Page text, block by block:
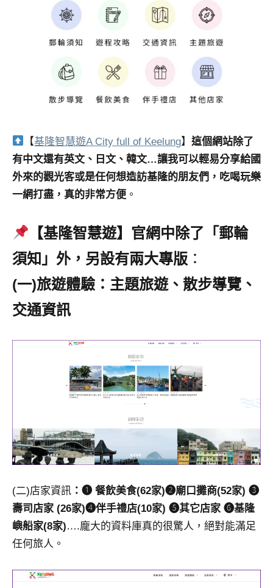
【基隆智慧遊A City full of Keelung】這個網站除了
有中文還有英文、日文、韓文…讓我可以輕易分享給國
外來的觀光客或是任何想造訪基隆的朋友們，吃喝玩樂
一網打盡，真的非常方便 。
【基隆智慧遊】官網中除了「郵輪
須知」外，另設有兩大專版 ：
(一)旅遊體驗：主題旅遊、散步導覽、
交通資訊
(二)店家資訊 ：❶ 餐飲美食(62家)❷廟口攤商(52家) ❸
壽司店家 (26家)❹伴手禮店(10家) ❺其它店家 ❻基隆
嶼船家(8家)….龐大的資料庫真的很驚人，絕對能滿足
任何旅人。